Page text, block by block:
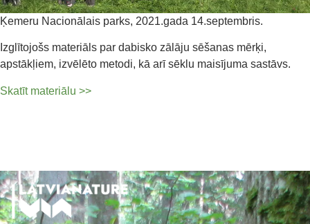
Ķemeru Nacionālais parks, 2021.gada 14.septembris.
Izglītojošs materiāls par dabisko zālāju sēšanas mērķi,
apstākļiem, izvēlēto metodi, kā arī sēklu maisījuma sastāvs.
Skatīt materiālu >>